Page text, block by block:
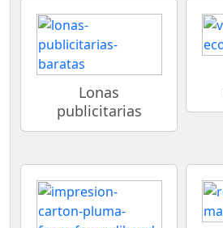
Lonas
publicitarias